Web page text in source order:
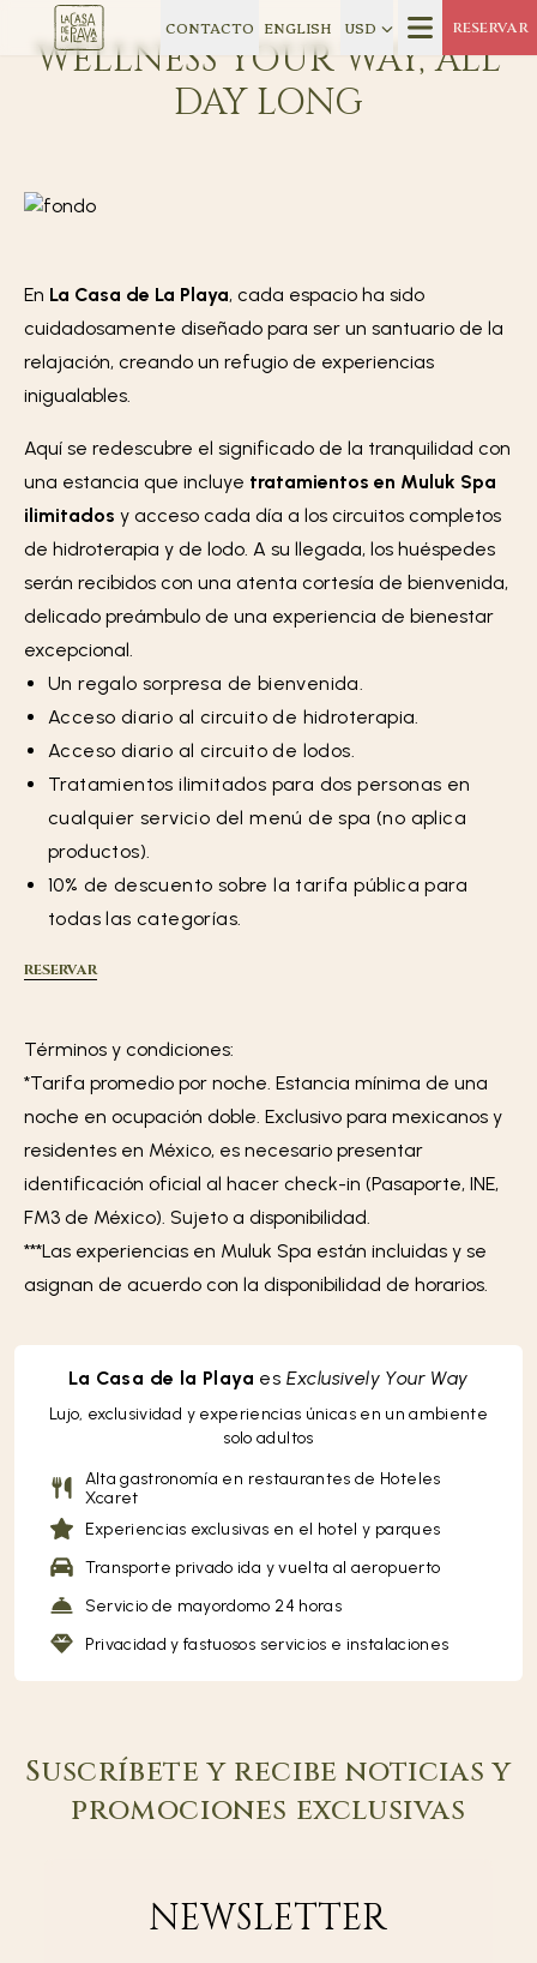
CONTACTO ENGLISH USD RESERVAR
WELLNESS YOUR WAY, ALL
DAY LONG
En La Casa de La Playa, cada espacio ha sido
cuidadosamente diseñado para ser un santuario de la
relajación, creando un refugio de experiencias
inigualables.
Aquí se redescubre el significado de la tranquilidad con
una estancia que incluye tratamientos en Muluk Spa
ilimitados y acceso cada día a los circuitos completos
de hidroterapia y de lodo. A su llegada, los huéspedes
serán recibidos con una atenta cortesía de bienvenida,
delicado preámbulo de una experiencia de bienestar
excepcional.
Un regalo sorpresa de bienvenida.
Acceso diario al circuito de hidroterapia.
Acceso diario al circuito de lodos.
Tratamientos ilimitados para dos personas en
cualquier servicio del menú de spa (no aplica
productos).
10% de descuento sobre la tarifa pública para
todas las categorías.
RESERVAR
Términos y condiciones:
*Tarifa promedio por noche. Estancia mínima de una
noche en ocupación doble. Exclusivo para mexicanos y
residentes en México, es necesario presentar
identificación oficial al hacer check-in (Pasaporte, INE,
FM3 de México). Sujeto a disponibilidad.
***Las experiencias en Muluk Spa están incluidas y se
asignan de acuerdo con la disponibilidad de horarios.
La Casa de la Playa es Exclusively Your Way
Lujo, exclusividad y experiencias únicas en un ambiente
solo adultos
Alta gastronomía en restaurantes de Hoteles
Xcaret
Experiencias exclusivas en el hotel y parques
Transporte privado ida y vuelta al aeropuerto
Servicio de mayordomo 24 horas
Privacidad y fastuosos servicios e instalaciones
Suscríbete y recibe noticias y
promociones exclusivas
NEWSLETTER